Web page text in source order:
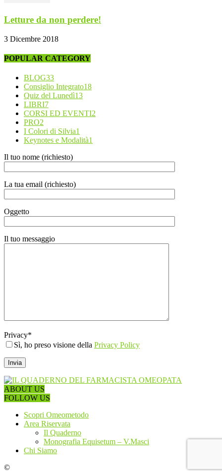
Letture da non perdere!
3 Dicembre 2018
POPULAR CATEGORY
BLOG33
Consiglio Integrato18
Quiz del Lunedì13
LIBRI7
CORSI ED EVENTI2
PRO2
I Colori di Silvia1
Keynotes e Modalità1
Il tuo nome (richiesto)
La tua email (richiesto)
Oggetto
Il tuo messaggio
Privacy*
Sì, ho preso visione della Privacy Policy
ABOUT US
FOLLOW US
Scopri Omeometodo
Area Riservata
Il Quaderno
Monografia Equisetum – V.Masci
Chi Siamo
©